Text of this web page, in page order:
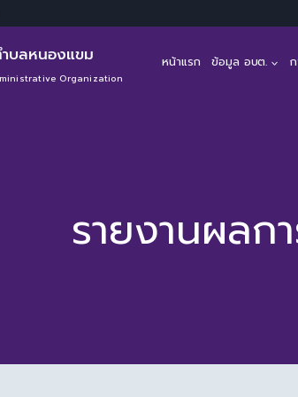
บลหนองแขม
Organization
หน้าแรก ข้อมูล อบต.
รายงานผลก